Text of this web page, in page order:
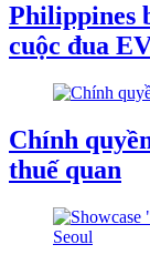
Philippines
cuộc đua
Chính
thuế quan